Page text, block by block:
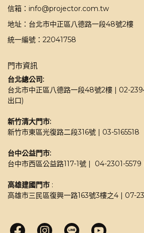
信箱：info@projector.com.tw
地址：台北市中正區八德路一段48號2樓
統一編號：22041758
門市資訊
台北總公司:
台北市中正區八德路一段48號2樓 | 02-
出口)
新竹清大門市:
新竹市東區光復路二段316號 | 03-5165518
台中公益門市:
台中市西區公益路117-1號 |  04-2301-
高雄建國門市 :
高雄市三民區復興一路163號3樓之4 | 07-